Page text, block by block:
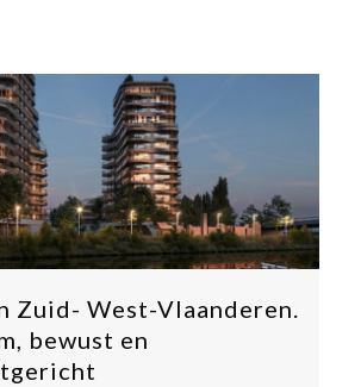
Zuid- West-Vlaanderen.
bewust en